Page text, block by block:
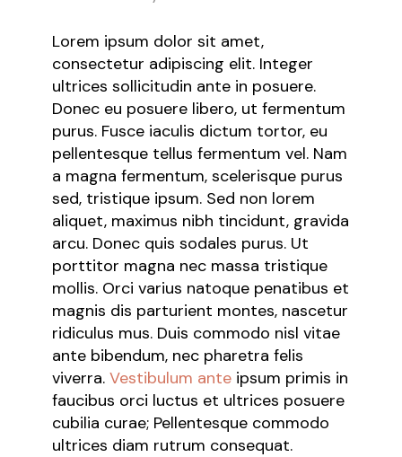
Lorem ipsum dolor sit amet,
consectetur adipiscing elit. Integer
ultrices sollicitudin ante in posuere.
Donec eu posuere libero, ut fermentum
purus. Fusce iaculis dictum tortor, eu
pellentesque tellus fermentum vel. Nam
a magna fermentum, scelerisque purus
sed, tristique ipsum. Sed non lorem
aliquet, maximus nibh tincidunt, gravida
arcu. Donec quis sodales purus. Ut
porttitor magna nec massa tristique
mollis. Orci varius natoque penatibus et
magnis dis parturient montes, nascetur
ridiculus mus. Duis commodo nisl vitae
ante bibendum, nec pharetra felis
viverra.Vestibulum ante ipsum primis in
faucibus orci luctus et ultrices posuere
cubilia curae; Pellentesque commodo
ultrices diam rutrum consequat.